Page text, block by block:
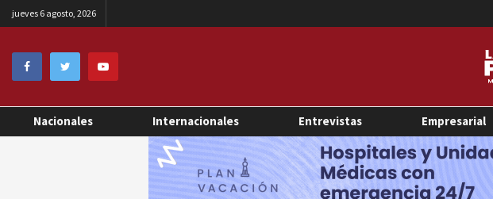
jueves 6 agosto, 2026
Nacionales Internacionales Entrevistas Empresarial